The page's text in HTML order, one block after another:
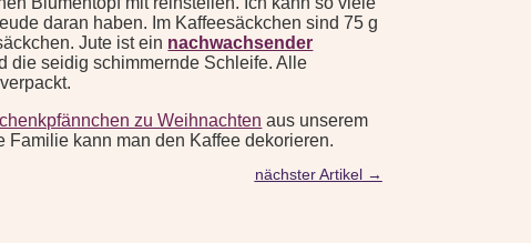
daran haben. Im Kaffeesäckchen sind 75 g
Jute ist ein nachwachsender
die seidig schimmernde Schleife. Alle
zu Weihnachten aus unserem
Familie kann man den Kaffee dekorieren.
nächster Artikel→